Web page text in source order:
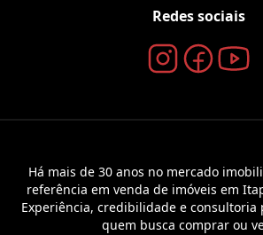
Redes sociais
Há mais de 30 anos no mercado
referência em venda de imóveis em
Experiência, credibilidade e consultoria
quem busca comprar ou